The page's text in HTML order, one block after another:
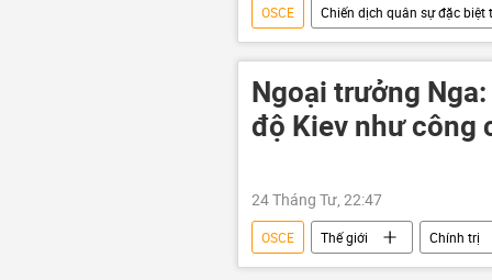
OSCE Chiến dịch quân sự đặc biệt
Chính trị
Thế giới
UNESCO
xung đột
Cuộc khủng hoảng ở Ukraina
Ngoại trưởng
độ Kiev như công
24 Tháng Tư, 22:47
OSCE Thế giới Chính trị
phương Tây
Liên Hợp Quốc